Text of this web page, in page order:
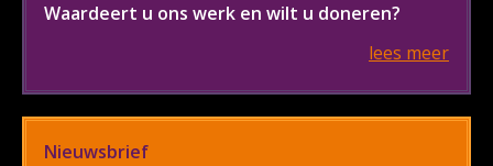
Waardeert u ons werk en wilt u doneren?
lees meer
Nieuwsbrief